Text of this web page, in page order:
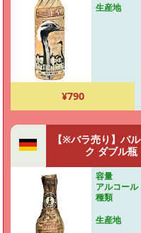
生産地
¥790
【※バラ売り】バ
ク ダブル瓶
容量
アルコール
種類
生産地